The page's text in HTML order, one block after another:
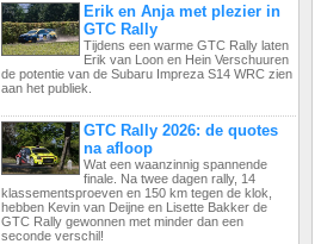
Erik en Anja met plezier in
GTC Rally
Tijdens een warme GTC Rally laten
Erik van Loon en Hein Verschuuren
de potentie van de Subaru Impreza S14 WRC zien
aan het publiek.
GTC Rally 2026: de quotes
na afloop
Wat een waanzinnig spannende
finale. Na twee dagen rally, 14
klassementsproeven en 150 km tegen de klok,
hebben Kevin van Deijne en Lisette Bakker de
GTC Rally gewonnen met minder dan een
seconde verschil!